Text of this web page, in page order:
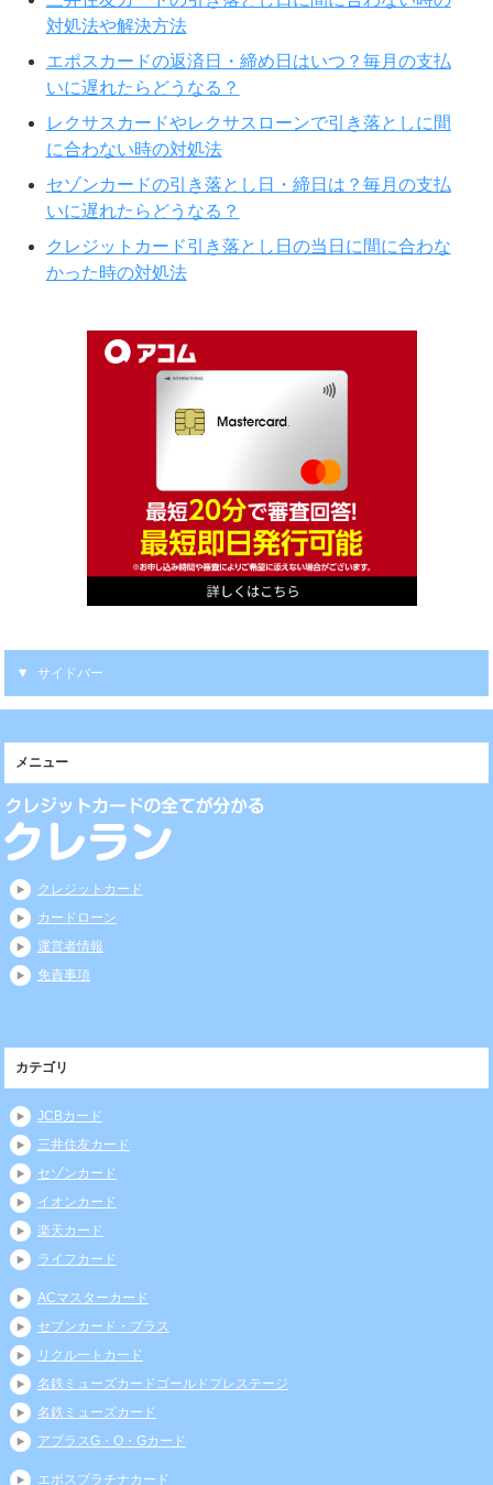
対処法や解決方法
エポスカードの返済日・締め日はいつ？毎月の支払
いに遅れたらどうなる？
レクサスカードやレクサスローンで引き落としに間
に合わない時の対処法
セゾンカードの引き落とし日・締日は？毎月の支払
いに遅れたらどうなる？
クレジットカード引き落とし日の当日に間に合わな
かった時の対処法
サイドバー
メニュー
クレジットカード
カードローン
運営者情報
免責事項
カテゴリ
JCBカード
三井住友カード
セゾンカード
イオンカード
楽天カード
ライフカード
ACマスターカード
セブンカード・プラス
リクルートカード
名鉄ミューズカードゴールドプレステージ
名鉄ミューズカード
アプラスG・O・Gカード
エポスプラチナカード